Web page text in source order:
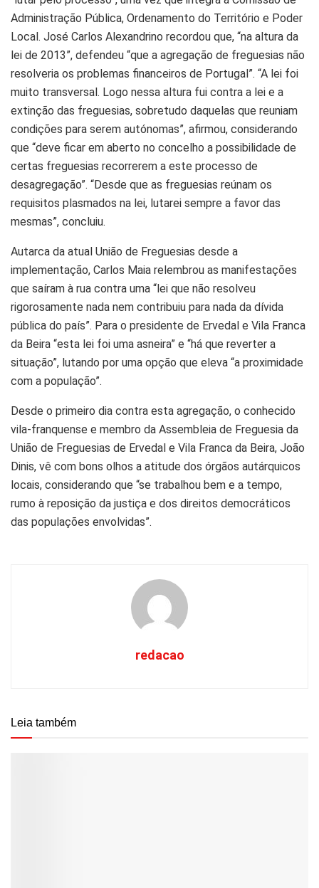
Administração Pública, Ordenamento do Território e Poder
Local. José Carlos Alexandrino recordou que, “na altura da
lei de 2013”, defendeu “que a agregação de freguesias não
resolveria os problemas financeiros de Portugal”. “A lei foi
muito transversal. Logo nessa altura fui contra a lei e a
extinção das freguesias, sobretudo daquelas que reuniam
condições para serem autónomas”, afirmou, considerando
que “deve ficar em aberto no concelho a possibilidade de
certas freguesias recorrerem a este processo de
desagregação”. “Desde que as freguesias reúnam os
requisitos plasmados na lei, lutarei sempre a favor das
mesmas”, concluiu.
Autarca da atual União de Freguesias desde a
implementação, Carlos Maia relembrou as manifestações
que saíram à rua contra uma “lei que não resolveu
rigorosamente nada nem contribuiu para nada da dívida
pública do país”. Para o presidente de Ervedal e Vila Franca
da Beira “esta lei foi uma asneira” e “há que reverter a
situação”, lutando por uma opção que eleva “a proximidade
com a população”.
Desde o primeiro dia contra esta agregação, o conhecido
vila-franquense e membro da Assembleia de Freguesia da
União de Freguesias de Ervedal e Vila Franca da Beira, João
Dinis, vê com bons olhos a atitude dos órgãos autárquicos
locais, considerando que “se trabalhou bem e a tempo,
rumo à reposição da justiça e dos direitos democráticos
das populações envolvidas”.
redacao
Leia também